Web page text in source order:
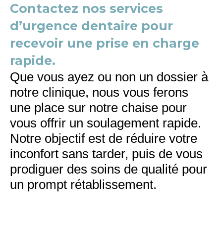
Contactez nos services
d’urgence dentaire pour
recevoir une prise en charge
rapide.
Que vous ayez ou non un dossier à
notre clinique, nous vous ferons
une place sur notre chaise pour
vous offrir un soulagement rapide.
Notre objectif est de réduire votre
inconfort sans tarder, puis de vous
prodiguer des soins de qualité pour
un prompt rétablissement.